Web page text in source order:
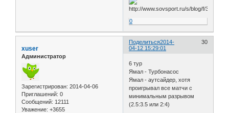
0
Поделиться 30
2014-
04-12 15:29:01
xuser
Администратор
Зарегистрирован: 2014-04-06
Приглашений: 0
Сообщений: 12111
Уважение: +3655
6 тур
Ямал - Турбонасос
Ямал - аутсайдер, хотя
проигрывал все матчи с
минимальным разрывом
(2.5:3.5 или 2:4)